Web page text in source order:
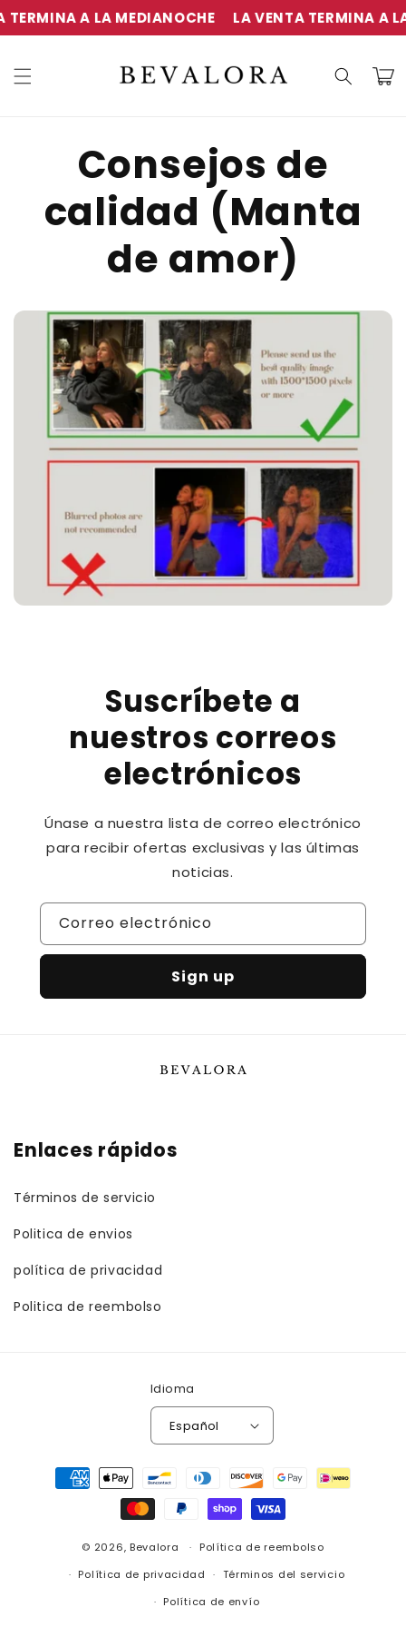
contenido
A LA MEDIANOCHE LA VENTA TERMINA A
Carrito
Consejos de
calidad (Manta
de amor)
Suscríbete a
nuestros correos
electrónicos
Únase a nuestra lista de correo electrónico
para recibir ofertas exclusivas y las últimas
noticias.
Correo electrónico
Sign up
Enlaces rápidos
Términos de servicio
Politica de envios
política de privacidad
Politica de reembolso
Idioma
Español
Formas
© 2026, Bevalora
Política de reembolso
Política de privacidad
Términos del servicio
Política de envío